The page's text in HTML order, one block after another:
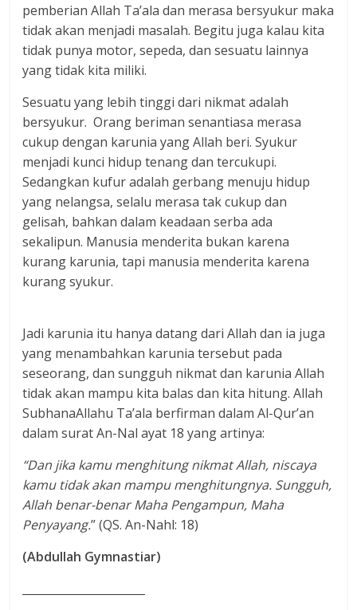
pemberian Allah Ta’ala dan merasa bersyukur maka
tidak akan menjadi masalah. Begitu juga kalau kita
tidak punya motor, sepeda, dan sesuatu lainnya
yang tidak kita miliki.
Sesuatu yang lebih tinggi dari nikmat adalah
bersyukur. Orang beriman senantiasa merasa
cukup dengan karunia yang Allah beri. Syukur
menjadi kunci hidup tenang dan tercukupi.
Sedangkan kufur adalah gerbang menuju hidup
yang nelangsa, selalu merasa tak cukup dan
gelisah, bahkan dalam keadaan serba ada
sekalipun. Manusia menderita bukan karena
kurang karunia, tapi manusia menderita karena
kurang syukur.
Jadi karunia itu hanya datang dari Allah dan ia juga
yang menambahkan karunia tersebut pada
seseorang, dan sungguh nikmat dan karunia Allah
tidak akan mampu kita balas dan kita hitung. Allah
SubhanaAllahu Ta’ala berfirman dalam Al-Qur’an
dalam surat An-Nal ayat 18 yang artinya:
“Dan jika kamu menghitung nikmat Allah, niscaya
kamu tidak akan mampu menghitungnya. Sungguh,
Allah benar-benar Maha Pengampun, Maha
Penyayang.” (QS. An-Nahl: 18)
(Abdullah Gymnastiar)